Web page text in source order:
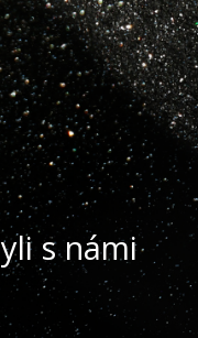
s námi